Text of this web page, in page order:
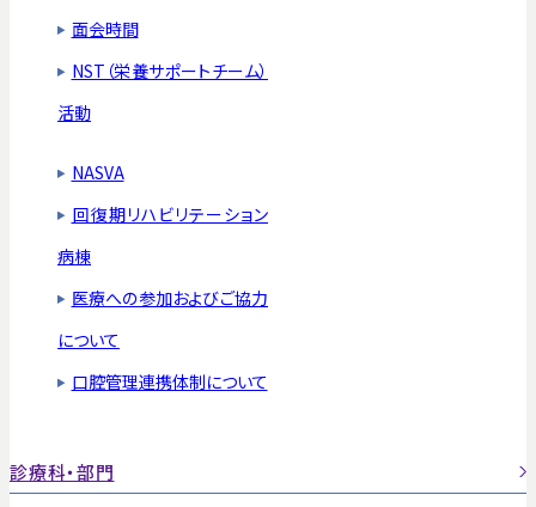
面会時間
NST（栄養サポートチーム）
活動
NASVA
回復期リハビリテーション
病棟
医療への参加およびご協力
について
口腔管理連携体制について
診療科・部門